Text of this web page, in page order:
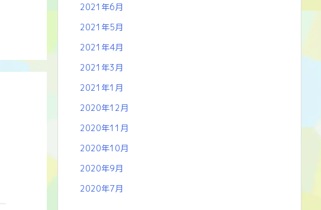
2021年6月
2021年5月
2021年4月
2021年3月
2021年1月
2020年12月
2020年11月
2020年10月
2020年9月
2020年7月